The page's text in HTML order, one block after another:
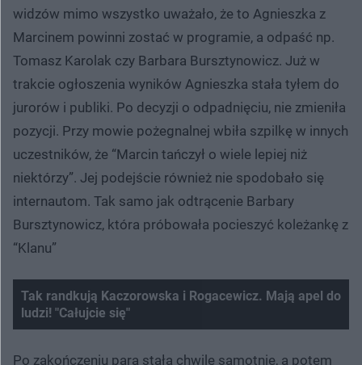
widzów mimo wszystko uważało, że to Agnieszka z
Marcinem powinni zostać w programie, a odpaść np.
Tomasz Karolak czy Barbara Bursztynowicz. Już w
trakcie ogłoszenia wyników Agnieszka stała tyłem do
jurorów i publiki. Po decyzji o odpadnięciu, nie zmieniła
pozycji. Przy mowie pożegnalnej wbiła szpilkę w innych
uczestników, że “Marcin tańczył o wiele lepiej niż
niektórzy”. Jej podejście również nie spodobało się
internautom. Tak samo jak odtrącenie Barbary
Bursztynowicz, która próbowała pocieszyć koleżankę z
“Klanu”
Tak randkują Kaczorowska i Rogacewicz. Mają apel do
ludzi! "Całujcie się"
Po zakończeniu para stała chwilę samotnie, a potem